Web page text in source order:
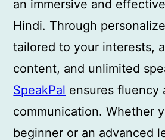
an immersive and
Hindi. Through
tailored to your interests,
content, and unlimited
SpeakPal ensures fluency
communication. Whether
beginner or an advanced